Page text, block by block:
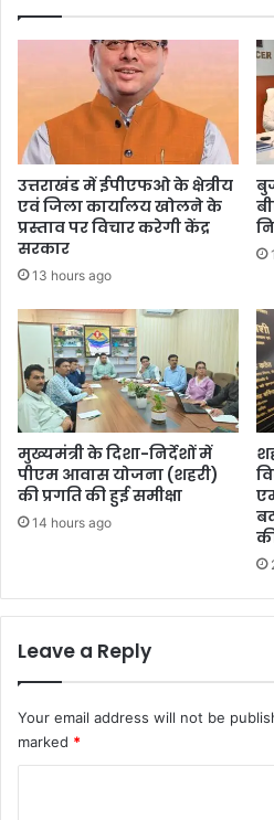
उत्तराखंड में ईपीएफओ के क्षेत्रीय
एवं जिला कार्यालय खोलने के
प्रस्ताव पर विचार करेगी केंद्र
सरकार
13 hours ago
मुख्यमंत्री के दिशा-निर्देशों में
पीएम आवास योजना (शहरी)
की प्रगति की हुई समीक्षा
14 hours ago
Leave a Reply
Your email address will not be
marked *